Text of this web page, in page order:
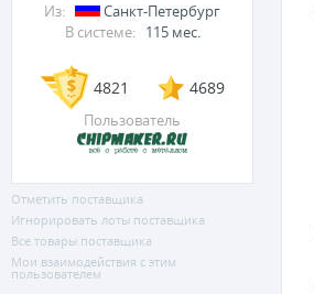
Из:
Санкт-Петербург
В системе: 115 мес.
4821 4689
Пользователь
Отметить поставщика
Игнорировать лоты поставщика
Все товары поставщика
Мои взаимодействия с этим
пользователем